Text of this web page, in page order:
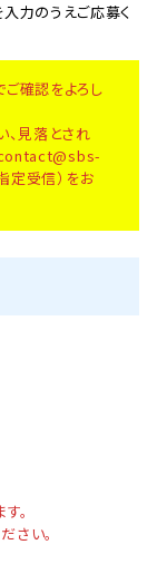
入力のうえご応募く
確認をよろし
、見落とされ
contact@sbs-
定受信）をお
。
さい。